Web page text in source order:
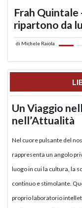
Frah Quintale
ripartono da
di Michele Raiola
Un Viaggio
nell’Attualità
Nel cuore pulsante del
rappresenta un angolo
luogo in cui la cultura, la
continuo e stimolante.
proprio laboratorio